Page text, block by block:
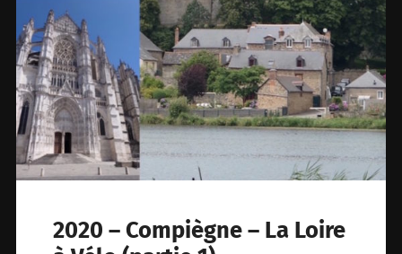
2020 – Compiègne – La Loire